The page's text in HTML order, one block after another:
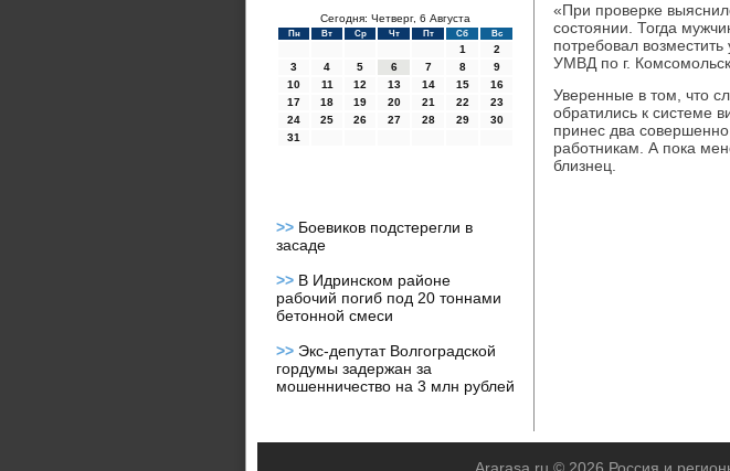
Сегодня: Четверг, 6 Августа
Пн Вт Ср Чт Пт Сб Вс
1
2
3
4 5 6 7 8
9
10
11 12 13 14 15
16
17
18 19 20 21 22
23
24
25 26 27 28 29
30
31
>> Боевиков подстерегли в
засаде
>> В Идринском районе
рабочий погиб под 20 тоннами
бетонной смеси
>> Экс-депутат Волгоградской
гордумы задержан за
мошенничество на 3 млн рублей
«При проверке
состоянии. Тогда
потребовал
УМВД по г.
Уверенные в том, что
обратились к системе
принес два
работникам. А пока
близнец.